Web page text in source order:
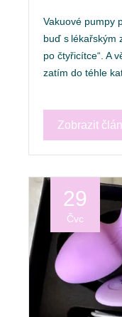
Vakuové pumpy
buď s lékařským
po čtyřicítce“. A
zatím do téhle
Zobrazit
29
Čvc